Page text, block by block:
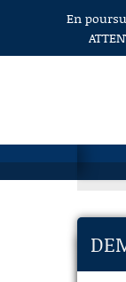
Aller au contenu
En